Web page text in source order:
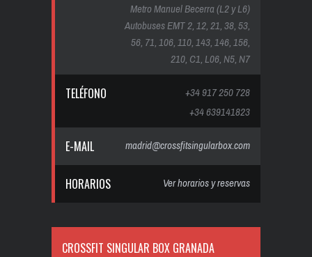
Metro Manuel Becerra (L2 y L6)
Autobuses EMT 2, 12, 21, 38, 53,
56, 71, 106, 110, 143, 146, 156,
210, C1, L06, N5, N7
TELÉFONO
+34 917 250 728
+34 639141823
E-MAIL madrid@crossfitsingularbox.com
HORARIOS Ver horarios y reservas
CROSSFIT SINGULAR BOX GRANADA